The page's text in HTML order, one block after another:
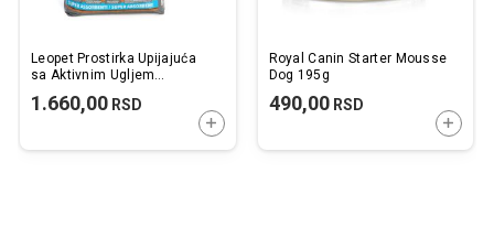
Leopet Prostirka Upijajuća
sa Aktivnim Ugljem
1.660,00 RSD
DODAJTE U KORPU
Royal Canin Starter Mousse
Dog 195g
490,00RSD